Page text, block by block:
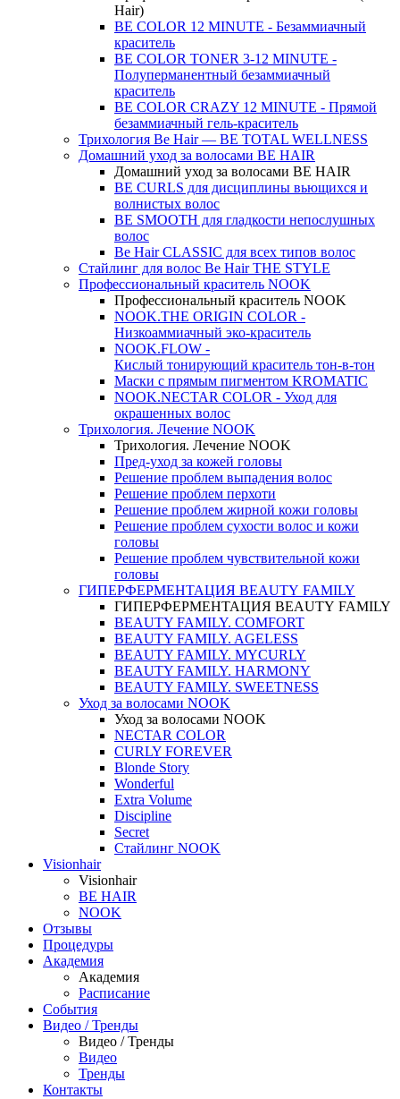
Hair)
BE COLOR 12 MINUTE - Безаммиачный
краситель
BE COLOR TONER 3-12 MINUTE -
Полуперманентный безаммиачный
краситель
BE COLOR CRAZY 12 MINUTE - Прямой
безаммиачный гель-краситель
Трихология Be Hair — BE TOTAL WELLNESS
Домашний уход за волосами BE HAIR
Домашний уход за волосами BE HAIR
BE CURLS для дисциплины вьющихся и
волнистых волос
BE SMOOTH для гладкости непослушных
волос
Be Hair CLASSIC для всех типов волос
Стайлинг для волос Be Hair THE STYLE
Профессиональный краситель NOOK
Профессиональный краситель NOOK
NOOK.THE ORIGIN COLOR -
Низкоаммиачный эко-краситель
NOOK.FLOW -
Кислый тонирующий краситель тон-в-тон
Маски с прямым пигментом KROMATIC
NOOK.NECTAR COLOR - Уход для
окрашенных волос
Трихология. Лечение NOOK
Трихология. Лечение NOOK
Пред-уход за кожей головы
Решение проблем выпадения волос
Решение проблем перхоти
Решение проблем жирной кожи головы
Решение проблем сухости волос и кожи
головы
Решение проблем чувствительной кожи
головы
ГИПЕРФЕРМЕНТАЦИЯ BEAUTY FAMILY
ГИПЕРФЕРМЕНТАЦИЯ BEAUTY FAMILY
BEAUTY FAMILY. COMFORT
BEAUTY FAMILY. AGELESS
BEAUTY FAMILY. MYCURLY
BEAUTY FAMILY. HARMONY
BEAUTY FAMILY. SWEETNESS
Уход за волосами NOOK
Уход за волосами NOOK
NECTAR COLOR
CURLY FOREVER
Blonde Story
Wonderful
Extra Volume
Discipline
Secret
Стайлинг NOOK
Visionhair
Visionhair
BE HAIR
NOOK
Отзывы
Процедуры
Академия
Академия
Расписание
События
Видео / Тренды
Видео / Тренды
Видео
Тренды
Контакты